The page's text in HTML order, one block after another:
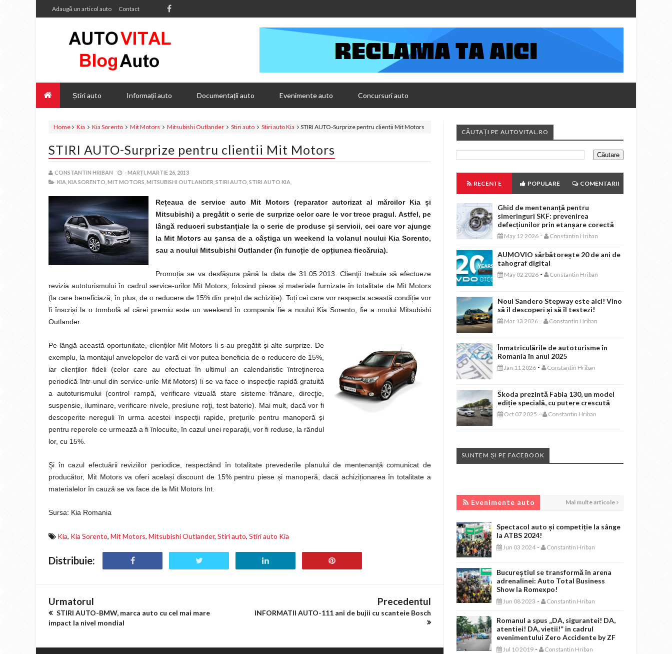
Adaugă un articol auto Contact
Știri auto Informații auto Documentații auto Evenimente auto Concursuri auto
Home Kia Kia Sorento Mit Motors Mitsubishi Outlander Stiri auto Stiri auto Kia STIRI AUTO-Surprize pentru clientii Mit Motors
STIRI AUTO-Surprize pentru clientii Mit Motors
CONSTANTIN HRIBAN -MARȚI, MARTIE 26, 2013
KIA, KIA SORENTO, MIT MOTORS, MITSUBISHI OUTLANDER, STIRI AUTO, STIRI AUTO KIA,
Rețeaua de service auto Mit Motors (reparator autorizat al mărcilor Kia și
Mitsubishi) a pregătit o serie de surprize celor care le vor trece pragul. Astfel, pe
lângă reduceri substanțiale la o serie de produse și servicii, cei care vor ajunge
la Mit Motors aușansa de a câștiga un weekend la volanul noului Kia Sorento,
sau a noului Mitsubishi Outlander (în funcție de opțiunea fiecăruia).
Promoția se va desfășura până la data de 31.05.2013. Clienţii trebuie să efectueze
revizia autoturismului în cadrul service-urilor Mit Motors, folosind piese și materiale furnizate în totalitate de Mit Motors
(la care beneficiază, în plus, de o reducere de 15% din prețul de achiziție). Toți cei care vor respecta această condiție vor
fi înscriși la o tombolă al cărei premiu este un weekend în compania fie a noului Kia Sorento, fie a noului Mitsubishi
Outlander.
Pe lângă această oportunitate, clienților Mit Motors li s-au pregătit și alte surprize. De
exemplu, la montajul anvelopelor de vară ei vor putea beneficia de o reducere de 15%,
iar clienților fideli (celor care au efectuat în ultimul an calendaristic întreţinerea
periodică într-unul din service-urile Mit Motors) li se va face o inspecție rapidă gratuită
a autoturismului (control rampă, verificare vizuală stare sisteme frânare, direcţie,
suspensie, iluminare, verificare nivele, presiune roţi, test baterie). Mai mult, dacă vor fi
descoperite nereguli în urma acestei inspecții rapide, prețurile pentru manoperăși
pentru reperele ce urmează a fi înlocuite, în cazul unei reparații, vor fi reduse, la rândul
lor, cu 15%.
Şi în cazul efectuării reviziilor periodice, respectând în totalitate prevederile planului de mentenanță comunicat de
producător, Mit Motors va oferi același discount de 15% pentru pieseși manoperă, dacă achiziționarea în totalitate a
materialelor în cauză se va face de la Mit Motors Int.
Sursa: Kia Romania
Kia, Kia Sorento, Mit Motors, Mitsubishi Outlander, Stiri auto, Stiri auto Kia
Distribuie:
Urmatorul
STIRI AUTO-BMW, marca auto cu cel mai mare
impact la nivel mondial
Precedentul
INFORMATII AUTO-111 ani de bujii cu scanteie Bosch
CĂUTAȚI PE AUTOVITAL.RO
RECENTE POPULARE COMENTARII
Ghid de mentenanță pentru
simeringuri SKF: prevenirea
defecțiunilor prin etanșare corectă
May 12 2026 - Constantin Hriban
AUMOVIO sărbătorește 20 de ani de
tahograf digital
May 02 2026 - Constantin Hriban
Noul Sandero Stepway este aici! Vino
să îl descoperi și să îl testezi!
Mar 13 2026 - Constantin Hriban
Înmatriculările de autoturisme în
Romania în anul 2025
Jan 11 2026 - Constantin Hriban
Škoda prezintă Fabia 130, un model
ediție specială, cu putere crescută
Oct 07 2025 - Constantin Hriban
SUNTEM ȘI PE FACEBOOK
Evenimente auto Mai multe articole
Spectacol auto și competiție la sânge
la ATBS 2024!
Jun 03 2024 - Constantin Hriban
Bucureștiul se transformă în arena
adrenalinei: Auto Total Business
Show la Romexpo!
Jun 08 2023 - Constantin Hriban
Romanul a spus „DA, sigurantei! DA,
atentiei! DA, vietii!” in cadrul
evenimentului Zero Accidente by ZF
Jul 10 2019 - Constantin Hriban